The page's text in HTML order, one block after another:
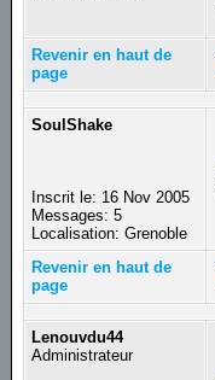
Revenir en haut de
page
SoulShake
Inscrit le: 16 Nov 2005
Messages: 5
Localisation: Grenoble
Revenir en haut de
page
Lenouvdu44
Administrateur